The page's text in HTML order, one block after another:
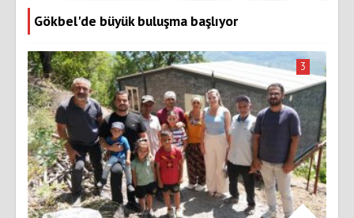
Gökbel'de büyük buluşma başlıyor
3